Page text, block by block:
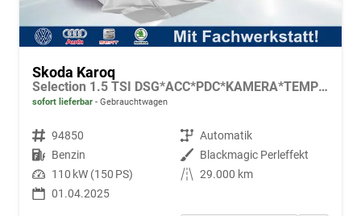
Skoda Karoq
Selection 1.5 TSI DSG*ACC*PDC*KAMERA*TEMPOMAT*LED*SMARTLINK*KLIMA*RADIO*17-ZOLL
sofort lieferbar Gebrauchtwagen
Fahrzeugnr. 94850 Getriebe Automatik
Kraftstoff Benzin Außenfarbe Blackmagic Perleffekt
Leistung 110 kW (150 PS) Kilometerstand 29.000 km
01.04.2025